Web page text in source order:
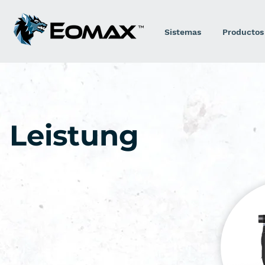
Sistemas Productos
Leistung